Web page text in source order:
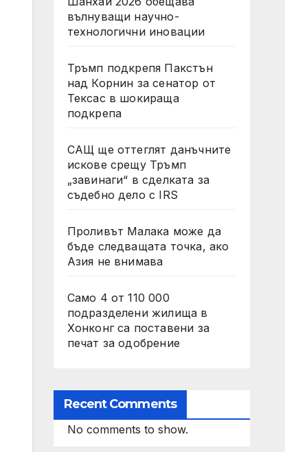
вълнуващи научно-
технологични иновации
Тръмп подкрепя Пакстън
над Корнин за сенатор от
Тексас в шокираща
подкрепа
САЩ ще оттеглят данъчните
искове срещу Тръмп
„завинаги“ в сделката за
съдебно дело с IRS
Проливът Малака може да
бъде следващата точка, ако
Азия не внимава
Само 4 от 110 000
подразделени жилища в
Хонконг са поставени за
печат за одобрение
Recent Comments
No comments to show.